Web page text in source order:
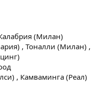
(Милан)
, Тоналли (Милан) ,
, Камваминга (Реал)